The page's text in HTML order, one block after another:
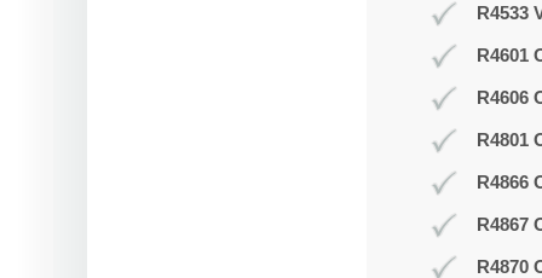
R4533
R4601
R4606
R4801
R4866
R4867
R4870